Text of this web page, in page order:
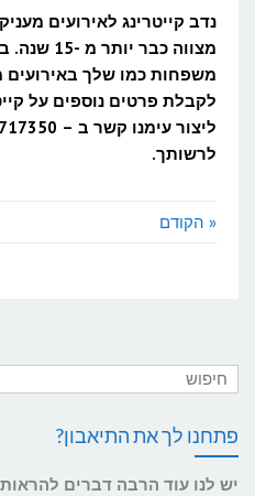
נדב קייטרינג לאירועים
מצווה
משפחות כמו שלך
לקבלת פרטים נוספים על
לרשותך.
« הקודם
פתחנו לך את התיאבון?